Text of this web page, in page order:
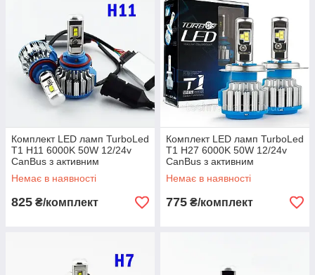
Комплект LED ламп TurboLed
T1 H11 6000K 50W 12/24v
CanBus з активним
охолодженням
Немає в наявності
825 ₴/комплект
Комплект LED ламп TurboLed
T1 H27 6000K 50W 12/24v
CanBus з активним
охолодженням
Немає в наявності
775 ₴/комплект